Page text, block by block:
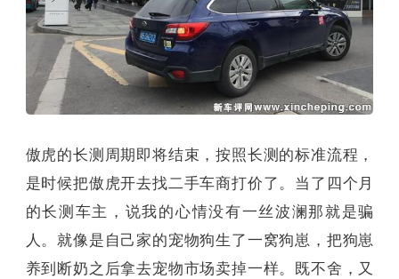
傲虎的长测周期即将结束，按照长测的标准流程，
是时候把傲虎开去找二手车商打价了。当了四个月
的长测车主，说我的心情没有一丝波澜那就是骗
人。就像是自己家的宠物狗生了一窝狗崽，把狗崽
养到断奶之后拿去宠物市场卖掉一样。既不舍，又